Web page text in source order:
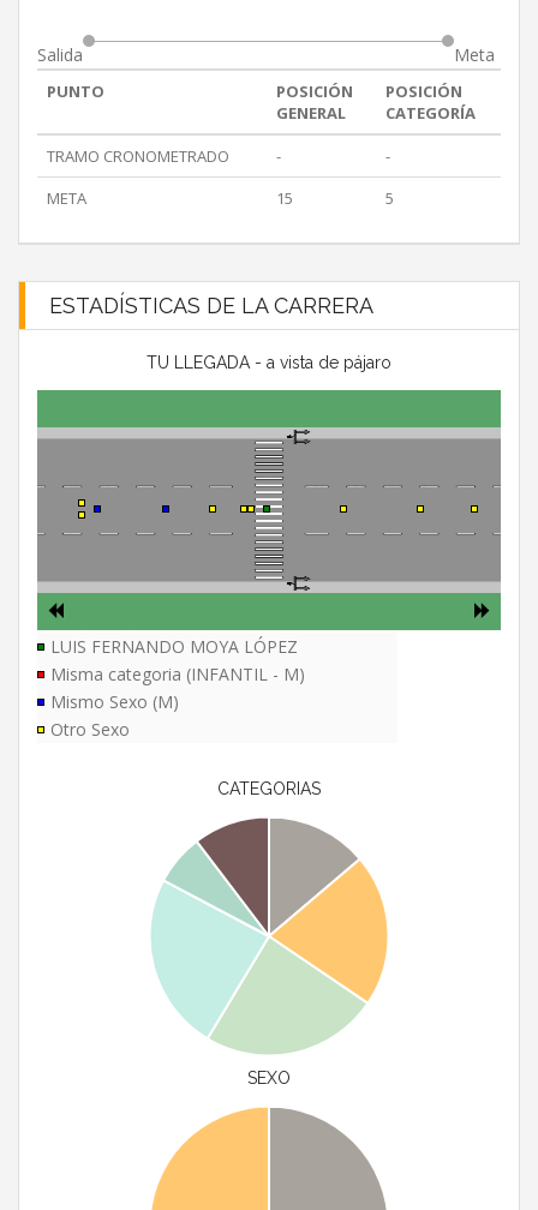
Salida Meta
PUNTO
POSICIÓN
GENERAL
POSICIÓN
CATEGORÍA
TRAMO CRONOMETRADO
-
-
META
15 5
ESTADÍSTICAS DE LA CARRERA
TU LLEGADA - a vista de pájaro
LUIS FERNANDO MOYA LÓPEZ
Misma categoria (INFANTIL - M)
Mismo Sexo (M)
Otro Sexo
CATEGORIAS
SEXO